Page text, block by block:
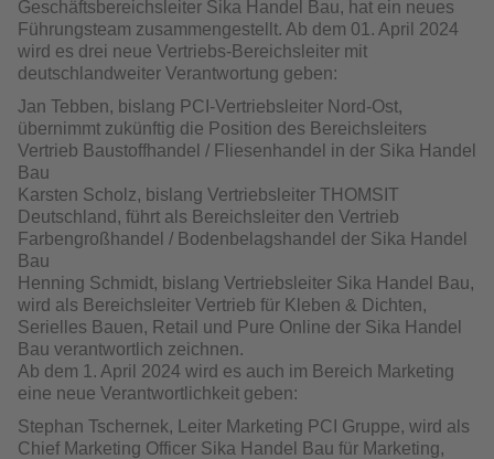
Geschäftsbereichsleiter Sika Handel Bau, hat ein neues
Führungsteam zusammengestellt. Ab dem 01. April 2024
wird es drei neue Vertriebs-Bereichsleiter mit
deutschlandweiter Verantwortung ge­ben:
Jan Tebben, bislang PCI-Vertriebsleiter Nord-Ost,
übernimmt zukünftig die Position des Bereichsleiters
Vertrieb Baustoffhandel / Fliesenhandel in der Sika Handel
Bau
Karsten Scholz, bislang Vertriebsleiter THOMSIT
Deutschland, führt als Bereichsleiter den Vertrieb
Farbengroßhandel / Bodenbelagshandel der Sika Handel
Bau
Henning Schmidt, bislang Vertriebsleiter Sika Handel Bau,
wird als Bereichsleiter Vertrieb für Kleben & Dichten,
Serielles Bauen, Retail und Pure Online der Sika Handel
Bau verantwortlich zeichnen.
Ab dem 1. April 2024 wird es auch im Bereich Marketing
eine neue Verant­wortlichkeit geben:
Stephan Tschernek, Leiter Marketing PCI Gruppe, wird als
Chief Marketing Officer Sika Handel Bau für Marketing,